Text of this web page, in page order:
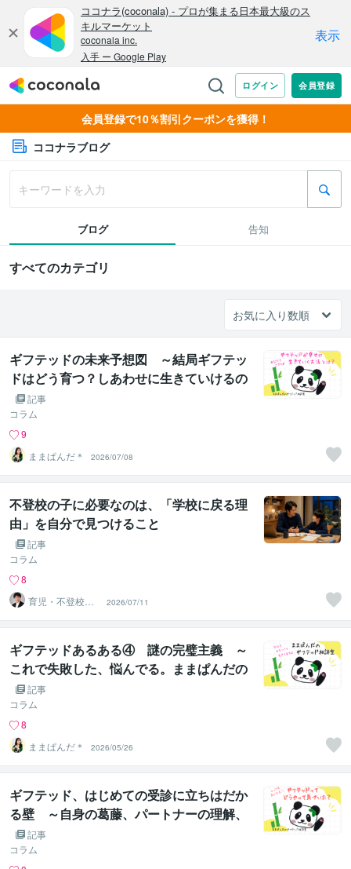
会員登録で10％割引クーポンを獲得！
ココナラブログ
ブログ 告知
すべてのカテゴリ
ギフテッドの未来予想図 ～結局ギフテッ
ドはどう育つ？しあわせに生きていけるの
か問題～
記事
コラム
9
ままぱんだ＊
2026/07/08
不登校の子に必要なのは、「学校に戻る理
由」を自分で見つけること
記事
コラム
8
育児・不登校・
海外子女相談専
門 奥村直之
2026/07/11
ギフテッドあるある④ 謎の完璧主義 ～
これで失敗した、悩んでる。ままぱんだの
とほほ…なエピソード集３選～
記事
コラム
8
ままぱんだ＊
2026/05/26
ギフテッド、はじめての受診に立ちはだか
る壁 ～自身の葛藤、パートナーの理解、
周囲の視線～
記事
コラム